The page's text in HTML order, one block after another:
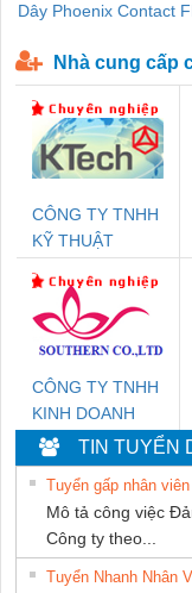
Dây Phoenix Contact
Nhà cung cấp
CÔNG TY TNHH
KỸ THUẬT
NAM
CÔNG TY TNHH
KINH DOANH
DỊCH VỤ XNK
PHƯƠNG NAM
TIN TUYỂN
Tuyển gấp nhân
Mô tả công việc
Công ty theo...
Tuyển Nhanh Nhân